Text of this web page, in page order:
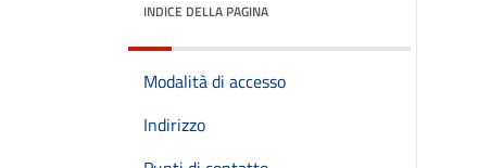
INDICE DELLA PAGINA
Modalità di accesso
Indirizzo